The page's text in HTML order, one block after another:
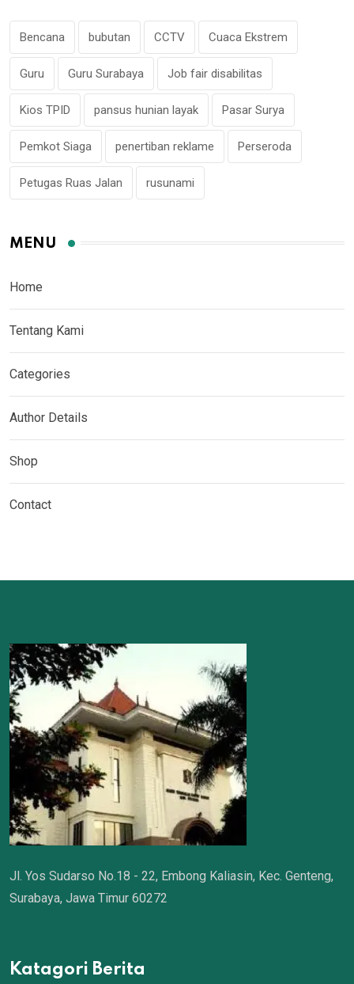
Bencana bubutan CCTV Cuaca Ekstrem
Guru Guru Surabaya Job fair disabilitas
Kios TPID pansus hunian layak Pasar Surya
Pemkot Siaga penertiban reklame Perseroda
Petugas Ruas Jalan rusunami
MENU
Home
Tentang Kami
Categories
Author Details
Shop
Contact
Jl. Yos Sudarso No.18 - 22, Embong Kaliasin, Kec. Genteng,
Surabaya, Jawa Timur 60272
Katagori Berita